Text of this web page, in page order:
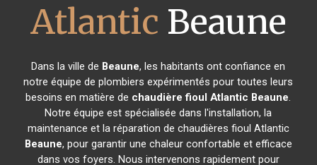
Atlantic Beaune
Dans la ville de Beaune, les habitants ont confiance en
notre équipe de plombiers expérimentés pour toutes leurs
besoins en matière de chaudière fioul Atlantic Beaune.
Notre équipe est spécialisée dans l'installation, la
maintenance et la réparation de chaudières fioul Atlantic
Beaune, pour garantir une chaleur confortable et efficace
dans vos foyers. Nous intervenons rapidement pour